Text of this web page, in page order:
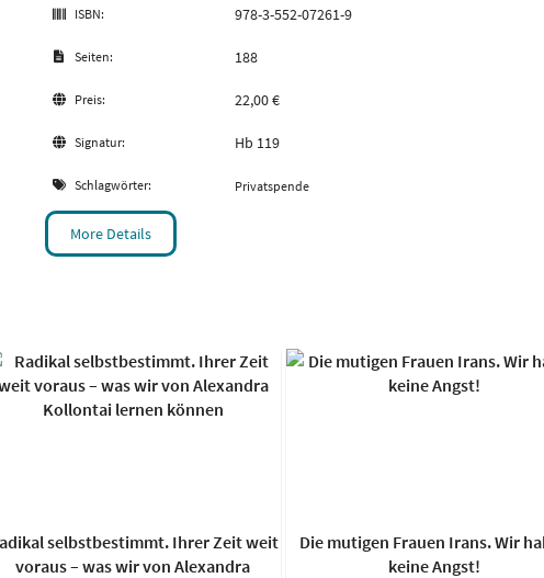
ISBN: 978-3-552-07261-9
Seiten: 188
Preis: 22,00 €
Signatur: Hb 119
Schlagwörter: Privatspende
More Details
selbstbestimmt. Ihrer Zeit weit
voraus – was wir von Alexandra
Die mutigen Frauen Irans. Wir
keine Angst!